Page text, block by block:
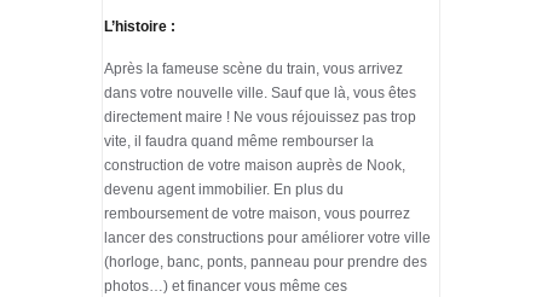
L’histoire :
Après la fameuse scène du train, vous arrivez
dans votre nouvelle ville. Sauf que là, vous êtes
directement maire ! Ne vous réjouissez pas trop
vite, il faudra quand même rembourser la
construction de votre maison auprès de Nook,
devenu agent immobilier. En plus du
remboursement de votre maison, vous pourrez
lancer des constructions pour améliorer votre ville
(horloge, banc, ponts, panneau pour prendre des
photos…) et financer vous même ces